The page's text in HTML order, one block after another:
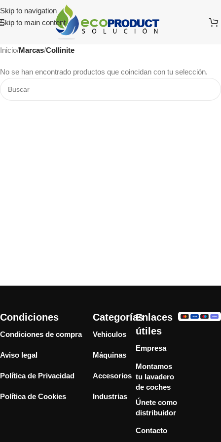
Skip to navigation
Skip to main content
Inicio/Marcas/Collinite
No se han encontrado productos que coincidan con tu selección.
Condiciones
Condiciones de compra
Aviso legal
Política de Privacidad
Política de Cookies
Categorías
Vehiculos
Máquinas
Accesorios
Industrias
Enlaces
útiles
Empresa
Montamos
tu lavadero
de coches
Únete como
distribuidor
Contacto